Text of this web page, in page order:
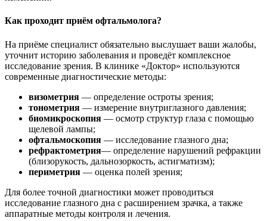
Как проходит приём офтальмолога?
На приёме специалист обязательно выслушает ваши жалобы,
уточнит историю заболевания и проведёт комплексное
исследование зрения. В клинике «Доктор» используются
современные диагностические методы:
визометрия — определение остроты зрения;
тонометрия — измерение внутриглазного давления;
биомикроскопия — осмотр структур глаза с помощью
щелевой лампы;
офтальмоскопия — исследование глазного дна;
рефрактометрия— определение нарушений рефракции
(близорукость, дальнозоркость, астигматизм);
периметрия — оценка полей зрения;
Для более точной диагностики может проводиться
исследование глазного дна с расширением зрачка, а также
аппаратные методы контроля и лечения.